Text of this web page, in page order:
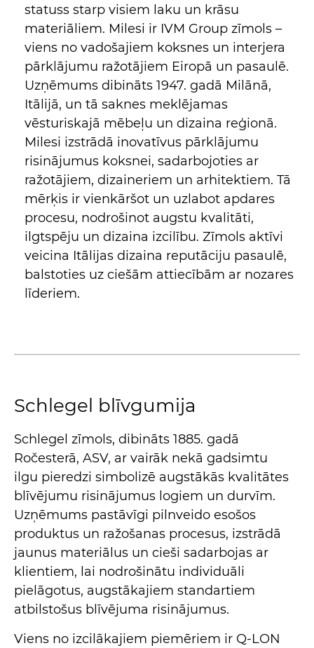
statuss starp visiem laku un krāsu
materiāliem. Milesi ir IVM Group zīmols –
viens no vadošajiem koksnes un interjera
pārklājumu ražotājiem Eiropā un pasaulē.
Uzņēmums dibināts 1947. gadā Milānā,
Itālijā, un tā saknes meklējamas
vēsturiskajā mēbeļu un dizaina reģionā.
Milesi izstrādā inovatīvus pārklājumu
risinājumus koksnei, sadarbojoties ar
ražotājiem, dizaineriem un arhitektiem. Tā
mērķis ir vienkāršot un uzlabot apdares
procesu, nodrošinot augstu kvalitāti,
ilgtspēju un dizaina izcilību. Zīmols aktīvi
veicina Itālijas dizaina reputāciju pasaulē,
balstoties uz ciešām attiecībām ar nozares
līderiem.
Schlegel blīvgumija
Schlegel zīmols, dibināts 1885. gadā
Ročesterā, ASV, ar vairāk nekā gadsimtu
ilgu pieredzi simbolizē augstākās kvalitātes
blīvējumu risinājumus logiem un durvīm.
Uzņēmums pastāvīgi pilnveido esošos
produktus un ražošanas procesus, izstrādā
jaunus materiālus un cieši sadarbojas ar
klientiem, lai nodrošinātu individuāli
pielāgotus, augstākajiem standartiem
atbilstošus blīvējuma risinājumus.
Viens no izcilākajiem piemēriem ir Q-LON